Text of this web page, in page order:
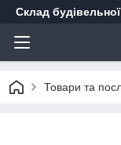
Склад будівельної
Товари та